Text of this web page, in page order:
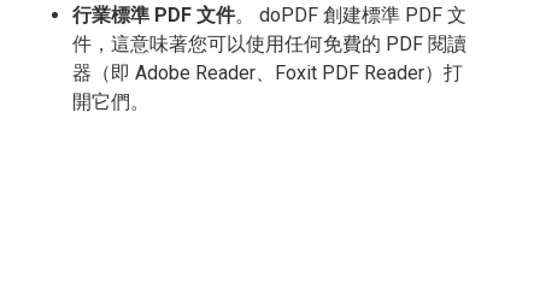
行業標準 PDF 文件。 doPDF 創建標準 PDF 文
件，這意味著您可以使用任何免費的 PDF 閱讀
器（即 Adobe Reader、Foxit PDF Reader）打
開它們。